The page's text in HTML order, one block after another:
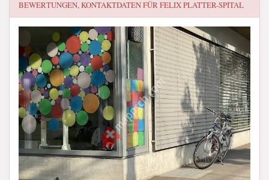
BEWERTUNGEN, KONTAKTDATEN FÜRFELIX PLATTER-SPITAL